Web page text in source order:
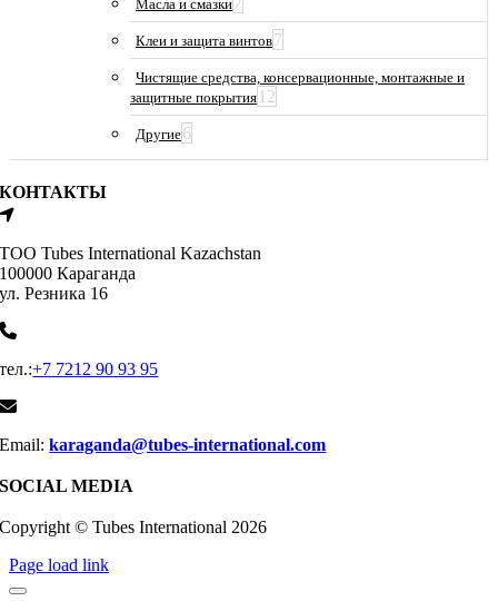
Масла и смазки
Клеи и защита винтов7
Чистящие средства, консервационные, монтажные и
защитные покрытия 12
Другие6
КОНТАКТЫ
ТОО Tubes International Kazachstan
100000 Караганда
ул. Резника 16
тел.:+7 7212 90 93 95
Email:karaganda@tubes-international.com
SOCIAL MEDIA
Copyright © Tubes International 2026
Page load link